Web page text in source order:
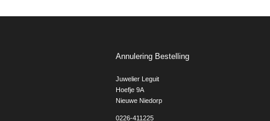
Annulering Bestelling
Juwelier Leguit
Hoefje 9A
Nieuwe Niedorp
0226-411225